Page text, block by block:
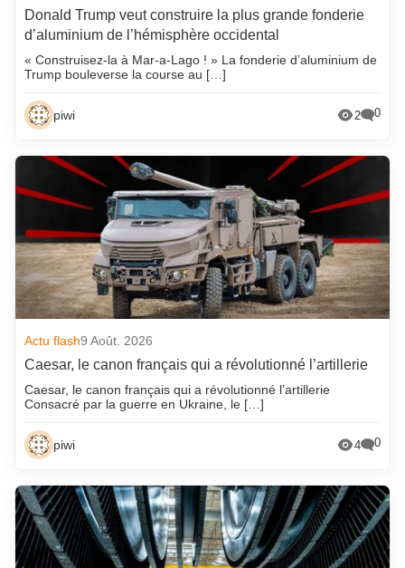
Donald Trump veut construire la plus grande fonderie
d’aluminium de l’hémisphère occidental
« Construisez-la à Mar-a-Lago ! » La fonderie d’aluminium de
Trump bouleverse la course au […]
piwi 2 0
Actu flash9 Août. 2026
Caesar, le canon français qui a révolutionné l’artillerie
Caesar, le canon français qui a révolutionné l’artillerie
Consacré par la guerre en Ukraine, le […]
piwi 4 0